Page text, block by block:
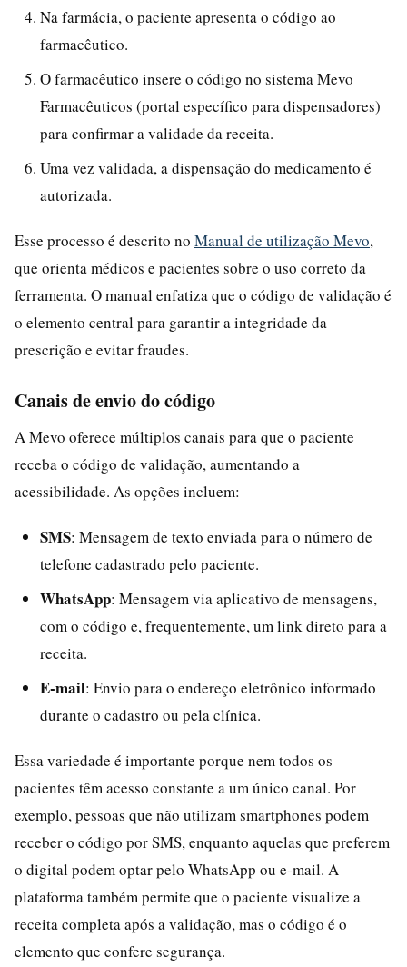
Na farmácia, o paciente apresenta o código ao
farmacêutico.
O farmacêutico insere o código no sistema Mevo
Farmacêuticos (portal específico para dispensadores)
para confirmar a validade da receita.
Uma vez validada, a dispensação do medicamento é
autorizada.
Esse processo é descrito no Manual de utilização Mevo,
que orienta médicos e pacientes sobre o uso correto da
ferramenta. O manual enfatiza que o código de validação é
o elemento central para garantir a integridade da
prescrição e evitar fraudes.
Canais de envio do código
A Mevo oferece múltiplos canais para que o paciente
receba o código de validação, aumentando a
acessibilidade. As opções incluem:
SMS: Mensagem de texto enviada para o número de
telefone cadastrado pelo paciente.
WhatsApp: Mensagem via aplicativo de mensagens,
com o código e, frequentemente, um link direto para a
receita.
E-mail: Envio para o endereço eletrônico informado
durante o cadastro ou pela clínica.
Essa variedade é importante porque nem todos os
pacientes têm acesso constante a um único canal. Por
exemplo, pessoas que não utilizam smartphones podem
receber o código por SMS, enquanto aquelas que preferem
o digital podem optar pelo WhatsApp ou e-mail. A
plataforma também permite que o paciente visualize a
receita completa após a validação, mas o código é o
elemento que confere segurança.